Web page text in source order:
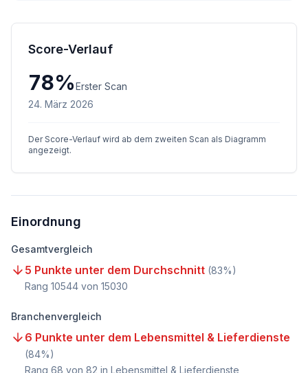
Score-Verlauf
78%Erster Scan
24. März 2026
Der Score-Verlauf wird ab dem zweiten Scan als Diagramm
angezeigt.
Einordnung
Gesamtvergleich
5 Punkte unter dem Durchschnitt (83%)
Rang 10544 von 15030
Branchenvergleich
6 Punkte unter dem Lebensmittel & Lieferdienste
(84%)
Rang 68 von 82 in Lebensmittel & Lieferdienste